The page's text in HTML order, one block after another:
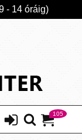
- 14 óráig)
105